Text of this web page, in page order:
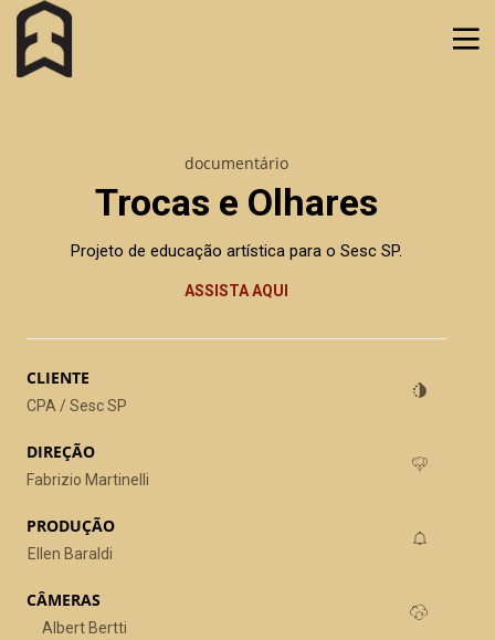
documentário
Trocas e Olhares
Projeto de educação artística para o Sesc SP.
ASSISTA AQUI
CLIENTE
CPA / Sesc SP
DIREÇÃO
Fabrizio Martinelli
PRODUÇÃO
Ellen Baraldi
CÂMERAS
Albert Bertti